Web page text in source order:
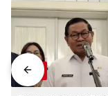
mengandung
unsur
gaya
hidup,
hiburan,
Berita